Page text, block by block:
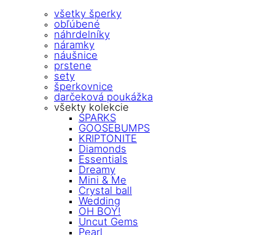
všetky šperky
obľúbené
náhrdelníky
náramky
náušnice
prstene
sety
šperkovnice
darčeková poukážka
všekty kolekcie
SPARKS
GOOSEBUMPS
KRIPTONITE
Diamonds
Essentials
Dreamy
Mini & Me
Crystal ball
Wedding
OH BOY!
Uncut Gems
Pearl